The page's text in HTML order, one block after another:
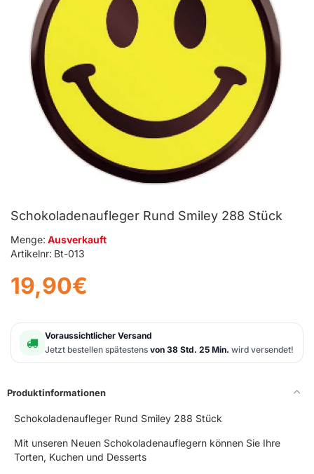
Schokoladenaufleger Rund Smiley 288 Stück
Menge: Ausverkauft
Artikelnr: Bt-013
19,90€
Voraussichtlicher Versand
Jetzt bestellen spätestens von 38 Std. 25 Min. wird versendet!
Produktinformationen
Schokoladenaufleger Rund Smiley 288 Stück
Mit unseren Neuen Schokoladenauflegern können Sie Ihre
Torten, Kuchen und Desserts